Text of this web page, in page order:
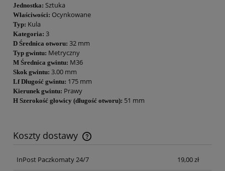
Jednostka: Sztuka
Właściwości: Ocynkowane
Typ: Kula
Kategoria: 3
D Średnica otworu: 32 mm
Typ gwintu: Metryczny
M Średnica gwintu: M36
Skok gwintu: 3.00 mm
Lf Długość gwintu: 175 mm
Kierunek gwintu: Prawy
H Szerokość głowicy (długość otworu): 51 mm
Koszty dostawy
Cena nie zawiera ewentualnych kosztów płatności
InPost Paczkomaty 24/7
19,00 zł